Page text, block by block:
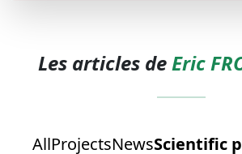
Les articles deEric
AllProjectsNewsScientific